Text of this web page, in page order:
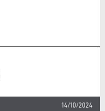
14/10/2024